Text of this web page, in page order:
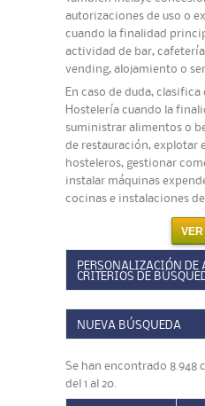
autorizaciones de uso o
cuando la finalidad
actividad de bar,
vending, alojamiento o
En caso de duda,
Hostelería cuando la
suministrar alimentos o
de restauración, explotar
hosteleros, gestionar
instalar máquinas
cocinas e instalaciones
PERSONALIZACIÓN DE
CRITERIOS DE
NUEVA BÚSQUEDA
Se han encontrado 8.948
del 1 al 20.